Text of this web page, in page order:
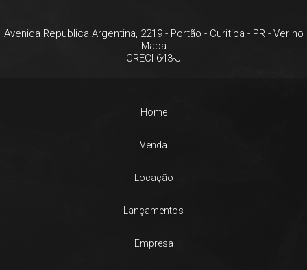
Avenida Republica Argentina, 2219- Portão - Curitiba - PR- Ver no
Mapa
CRECI 643-J
Home
Venda
Locação
Lançamentos
Empresa